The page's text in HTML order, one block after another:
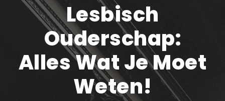
Lesbisch
Ouderschap:
Alles Wat Je Moet
Weten!